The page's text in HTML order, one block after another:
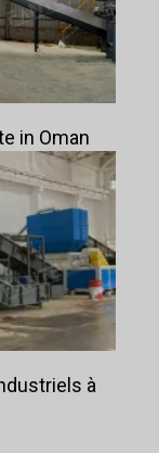
in Oman
à